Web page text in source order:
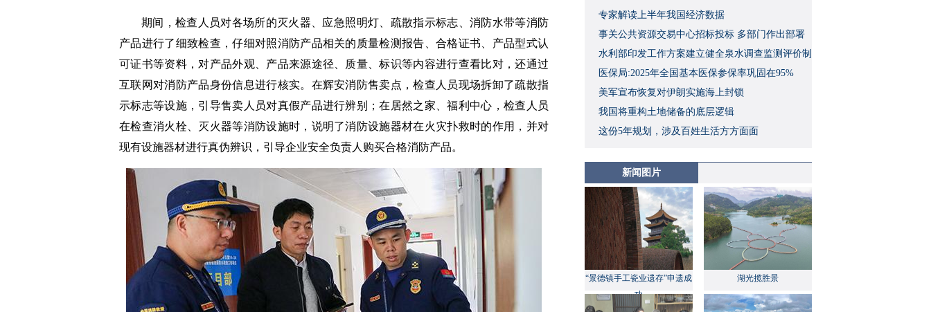
期间，检查人员对各场所的灭火器、应急照明灯、疏散指示标志、消防水带等消防
产品进行了细致检查，仔细对照消防产品相关的质量检测报告、合格证书、产品型式认
可证书等资料，对产品外观、产品来源途径、质量、标识等内容进行查看比对，还通过
互联网对消防产品身份信息进行核实。在辉安消防售卖点，检查人员现场拆卸了疏散指
示标志等设施，引导售卖人员对真假产品进行辨别；在居然之家、福利中心，检查人员
在检查消火栓、灭火器等消防设施时，说明了消防设施器材在火灾扑救时的作用，并对
现有设施器材进行真伪辨识，引导企业安全负责人购买合格消防产品。
专家解读上半年我国经济数据
事关公共资源交易中心招标投标 多部门作出部署
水利部印发工作方案建立健全泉水调查监测评价制
度
医保局:2025年全国基本医保参保率巩固在95%
美军宣布恢复对伊朗实施海上封锁
我国将重构土地储备的底层逻辑
这份5年规划，涉及百姓生活方方面面
新闻图片
“景德镇手工瓷业遗存”申遗成
功
湖光揽胜景